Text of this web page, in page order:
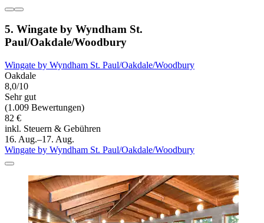
5. Wingate by Wyndham St.
Paul/Oakdale/Woodbury
Wingate by Wyndham St. Paul/Oakdale/Woodbury
Oakdale
8,0/10
Sehr gut
(1.009 Bewertungen)
82 €
inkl. Steuern & Gebühren
16. Aug.–17. Aug.
Wingate by Wyndham St. Paul/Oakdale/Woodbury